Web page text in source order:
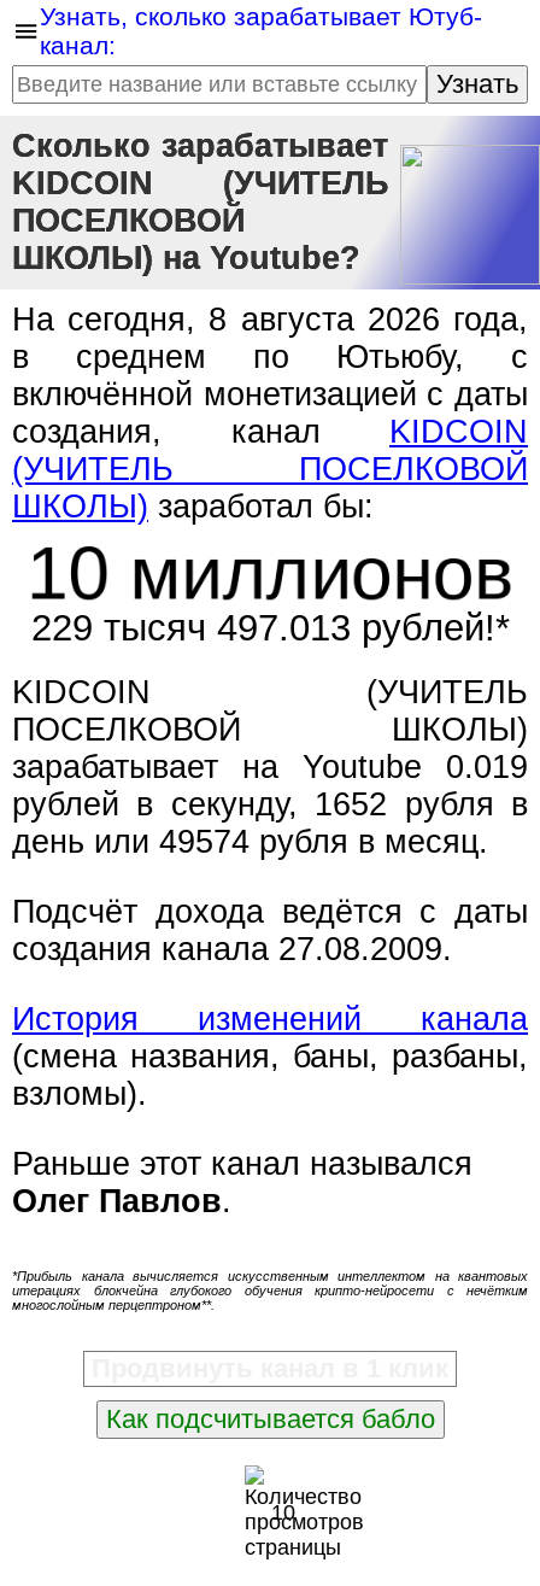
Узнать, сколько зарабатывает Ютуб-
канал:
Узнать
Сколько зарабатывает
KIDCOIN (УЧИТЕЛЬ
ПОСЕЛКОВОЙ
ШКОЛЫ) на Youtube?
На сегодня, 8 августа 2026 года,
в среднем по Ютьюбу, с
включённой монетизацией с даты
создания, канал KIDCOIN
(УЧИТЕЛЬ ПОСЕЛКОВОЙ
ШКОЛЫ) заработал бы:
229 тысяч 497.015 рублей!*
KIDCOIN (УЧИТЕЛЬ
ПОСЕЛКОВОЙ ШКОЛЫ)
зарабатывает на Youtube 0.019
рублей в секунду, 1652 рубля в
день или 49574 рубля в месяц.
Подсчёт дохода ведётся с даты
создания канала 27.08.2009.
История изменений канала
(смена названия, баны, разбаны,
взломы).
Раньше этот канал назывался
Олег Павлов.
*Прибыль канала вычисляется искусственным интеллектом на квантовых
итерациях блокчейна глубокого обучения крипто-нейросети с нечётким
многослойным перцептроном**.
Как подсчитывается бабло
10